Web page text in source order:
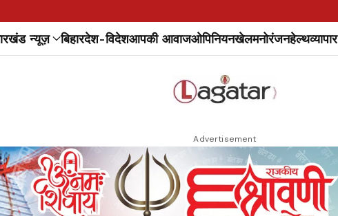
न्यूज़ बिहारदेश-विदेशआपकी आवाजओपिनियनखेलमनोरंजनहेल्थव्यापार
Advertisement